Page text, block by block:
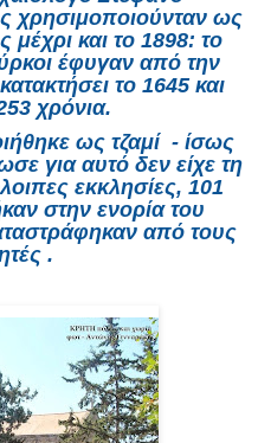
χρησιμοποιούνταν ως
και το 1898: το
έφυγαν από την
το 1645 και
χρόνια.
ως τζαμί - ίσως
για αυτό δεν είχε τη
εκκλησίες, 101
στην ενορία του
από τους
.